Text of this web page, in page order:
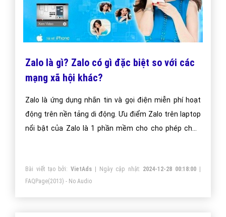
Zalo là gì? Zalo có gì đặc biệt so với các
mạng xã hội khác?
Zalo là ứng dụng nhắn tin và gọi điện miễn phí hoạt
động trên nền tảng di động. Ưu điểm Zalo trên laptop
nổi bật của Zalo là 1 phần mềm cho cho phép chát,
trẻ. Lần đầu tiên, người Việt đã phát triển được 1
mạng xã hội có người dùng rộng rãi, phổ biến. Nó là
phần mềm tìm kiếm tình yêu hữu hiệu nhất.
Bài viết tạo bởi:VietAds | Ngày cập nhật: 2024-12-28 00:18:00
FAQPage(2013) - No Audio